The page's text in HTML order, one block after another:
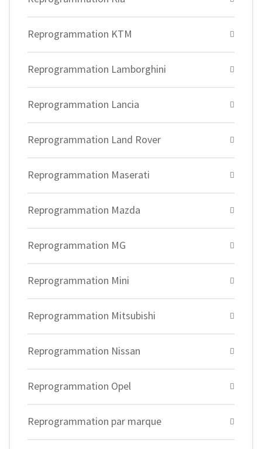
Reprogrammation KTM
Reprogrammation Lamborghini
Reprogrammation Lancia
Reprogrammation Land Rover
Reprogrammation Maserati
Reprogrammation Mazda
Reprogrammation MG
Reprogrammation Mini
Reprogrammation Mitsubishi
Reprogrammation Nissan
Reprogrammation Opel
Reprogrammation par marque